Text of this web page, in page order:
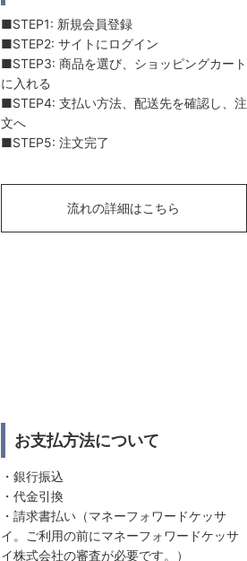
■STEP1: 新規会員登録
■STEP2: サイトにログイン
■STEP3: 商品を選び、ショッピングカート
に入れる
■STEP4: 支払い方法、配送先を確認し、注
文へ
■STEP5: 注文完了
流れの詳細はこちら
お支払方法について
・銀行振込
・代金引換
・請求書払い（マネーフォワードケッサ
イ。ご利用の前にマネーフォワードケッサ
イ株式会社の審査が必要です。）